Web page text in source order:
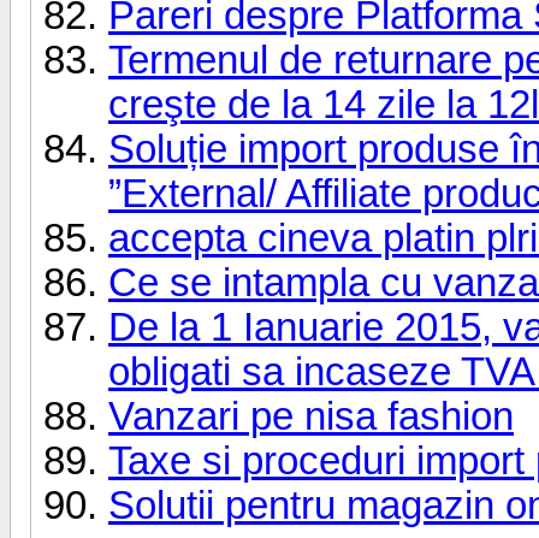
Pareri despre Platforma
Termenul de returnare
creşte de la 14 zile la
Soluție import produse
”External/ Affiliate
accepta cineva platin
Ce se intampla cu
De la 1 Ianuarie 2015,
obligati sa incaseze
Vanzari pe nisa fashion
Taxe si proceduri
Solutii pentru magazin